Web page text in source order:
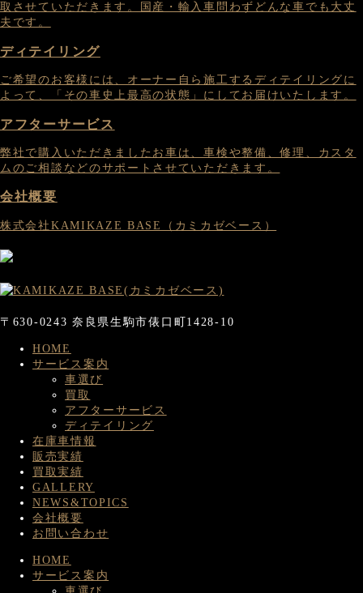
取させていただきます。国産・輸入車問わずどんな車でも大丈
夫です。
ディテイリング
ご希望のお客様には、オーナー自ら施工するディテイリングに
よって、「その車史上最高の状態」にしてお届けいたします。
アフターサービス
弊社で購入いただきましたお車は、車検や整備、修理、カスタ
ムのご相談などのサポートさせていただきます。
会社概要
株式会社KAMIKAZE BASE（カミカゼベース）
〒630-0243 奈良県生駒市俵口町1428-10
HOME
サービス案内
車選び
買取
アフターサービス
ディテイリング
在庫車情報
販売実績
買取実績
GALLERY
NEWS&TOPICS
会社概要
お問い合わせ
HOME
サービス案内